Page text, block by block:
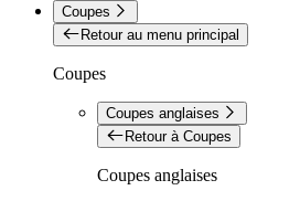
Coupes
Retour au menu principal
Coupes
Coupes anglaises
Retour à Coupes
Coupes anglaises